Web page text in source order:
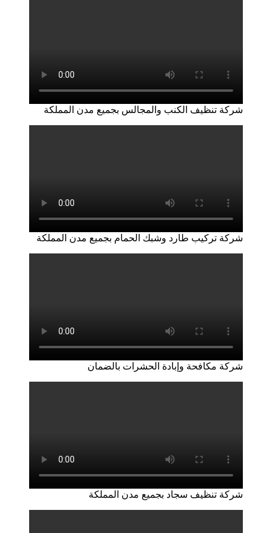
شركة تنظيف الكنب والمجالس بجميع مدن المملكة
شركة تركيب طارد وشبك الحمام بجميع مدن المملكة
شركة مكافحة وإبادة الحشرات بالضمان
شركة تنظيف سجاد بجميع مدن المملكة